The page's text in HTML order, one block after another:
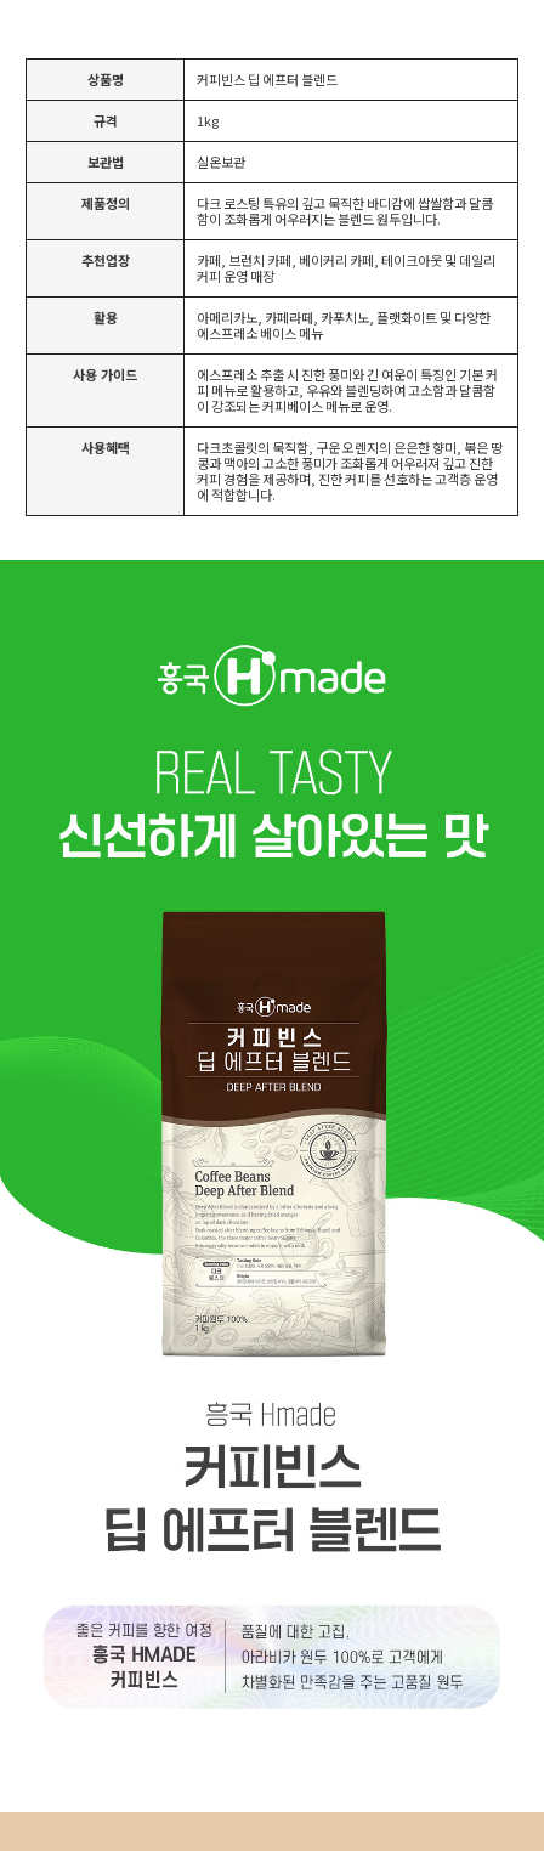
상품명 커피빈스 딥 에프터 블렌드
규격 1kg
보관법 실온보관
제품정의
다크 로스팅 특유의 깊고 묵직한 바디감에 쌉쌀함과 달콤
함이 조화롭게 어우러지는 블렌드 원두입니다.
추천업장
카페, 브런치 카페, 베이커리 카페, 테이크아웃 및 데일리
커피 운영 매장
활용
아메리카노, 카페라떼, 카푸치노, 플랫화이트 및 다양한
에스프레소 베이스 메뉴
사용 가이드
에스프레소 추출 시 진한 풍미와 긴 여운이 특징인 기본 커
피 메뉴로 활용하고, 우유와 블렌딩하여 고소함과 달콤함
이 강조되는 커피베이스 메뉴로 운영.
사용혜택
다크초콜릿의 묵직함, 구운 오렌지의 은은한 향미, 볶은 땅
콩과 맥아의 고소한 풍미가 조화롭게 어우러져 깊고 진한
커피 경험을 제공하며, 진한 커피를 선호하는 고객층 운영
에 적합합니다.